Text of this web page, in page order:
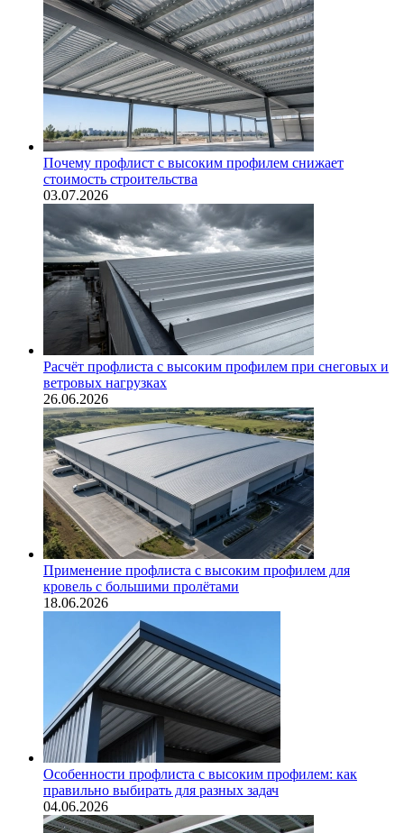
Почему профлист с высоким профилем снижает
стоимость строительства
03.07.2026
Расчёт профлиста с высоким профилем при снеговых и
ветровых нагрузках
26.06.2026
Применение профлиста с высоким профилем для
кровель с большими пролётами
18.06.2026
Особенности профлиста с высоким профилем: как
правильно выбирать для разных задач
04.06.2026